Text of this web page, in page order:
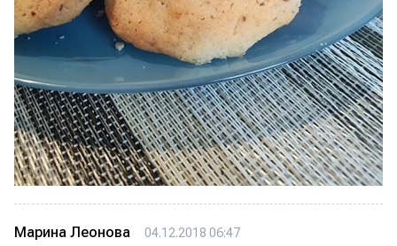
Марина Леонова 04.12.2018 06:47